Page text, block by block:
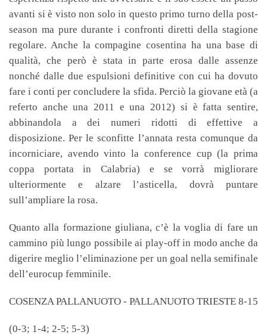
avanti si è visto non solo in questo primo turno della post-
season ma pure durante i confronti diretti della stagione
regolare. Anche la compagine cosentina ha una base di
qualità, che però è stata in parte erosa dalle assenze
nonché dalle due espulsioni definitive con cui ha dovuto
fare i conti per concludere la sfida. Perciò la giovane età (a
referto anche una 2011 e una 2012) si è fatta sentire,
abbinandola a dei numeri ridotti di effettive a
disposizione. Per le sconfitte l’annata resta comunque da
incorniciare, avendo vinto la conference cup (la prima
coppa portata in Calabria) e se vorrà migliorare
ulteriormente e alzare l’asticella, dovrà puntare
sull’ampliare la rosa.
Quanto alla formazione giuliana, c’è la voglia di fare un
cammino più lungo possibile ai play-off in modo anche da
digerire meglio l’eliminazione per un goal nella semifinale
dell’eurocup femminile.
COSENZA PALLANUOTO - PALLANUOTO TRIESTE 8-15
(0-3; 1-4; 2-5; 5-3)